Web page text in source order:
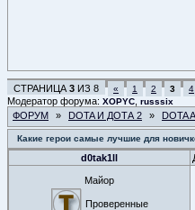
СТРАНИЦА 3 ИЗ 8 « 1 2 3 4
Модератор форума: XOPYC russsix
ФОРУМ » DOTA И ДОТА 2 » DOTA
Какие герои самые лучшие для
d0tak1ll
Майор
Проверенные